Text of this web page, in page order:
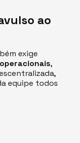
ao
exige
,
equipe todos